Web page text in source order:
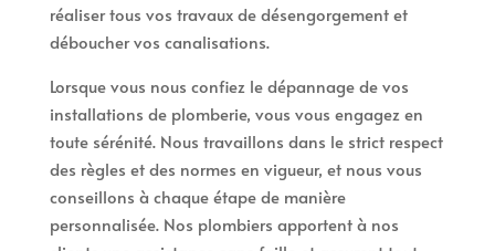
réaliser tous vos travaux de désengorgement et
déboucher vos canalisations.
Lorsque vous nous confiez le dépannage de vos
installations de plomberie, vous vous engagez en
toute sérénité. Nous travaillons dans le strict respect
des règles et des normes en vigueur, et nous vous
conseillons à chaque étape de manière
personnalisée. Nos plombiers apportent à nos